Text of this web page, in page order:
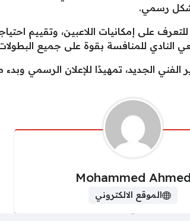
بشكل رسمي.
على إمكانيات اللاعبين، وتقييم
النادي للمنافسة بقوة على جميع
الجديد، تمهيدًا للإعلان الرسمي
Mohammed Ahmed
الموقع الالكتروني